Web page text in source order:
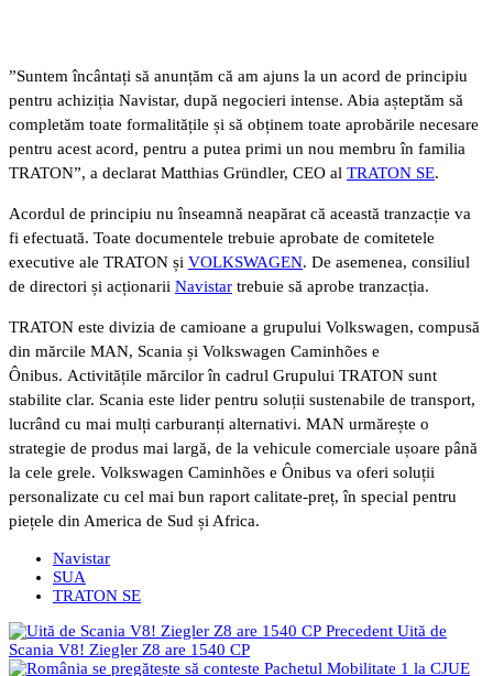
”Suntem încântați să anunțăm că am ajuns la un acord de principiu
pentru achiziția Navistar, după negocieri intense. Abia așteptăm să
completăm toate formalitățile și să obținem toate aprobările necesare
pentru acest acord, pentru a putea primi un nou membru în familia
TRATON”, a declarat Matthias Gründler, CEO al TRATON SE.
Acordul de principiu nu înseamnă neapărat că această tranzacție va
fi efectuată. Toate documentele trebuie aprobate de comitetele
executive ale TRATON și VOLKSWAGEN. De asemenea, consiliul
de directori și acționarii Navistar trebuie să aprobe tranzacția.
TRATON este divizia de camioane a grupului Volkswagen, compusă
din mărcile MAN, Scania și Volkswagen Caminhões e
Ônibus. Activitățile mărcilor în cadrul Grupului TRATON sunt
stabilite clar. Scania este lider pentru soluții sustenabile de transport,
lucrând cu mai mulți carburanți alternativi. MAN urmărește o
strategie de produs mai largă, de la vehicule comerciale ușoare până
la cele grele. Volkswagen Caminhões e Ônibus va oferi soluții
personalizate cu cel mai bun raport calitate-preț, în special pentru
piețele din America de Sud și Africa.
Navistar
SUA
TRATON SE
Precedent Uită de
Scania V8! Ziegler Z8 are 1540 CP